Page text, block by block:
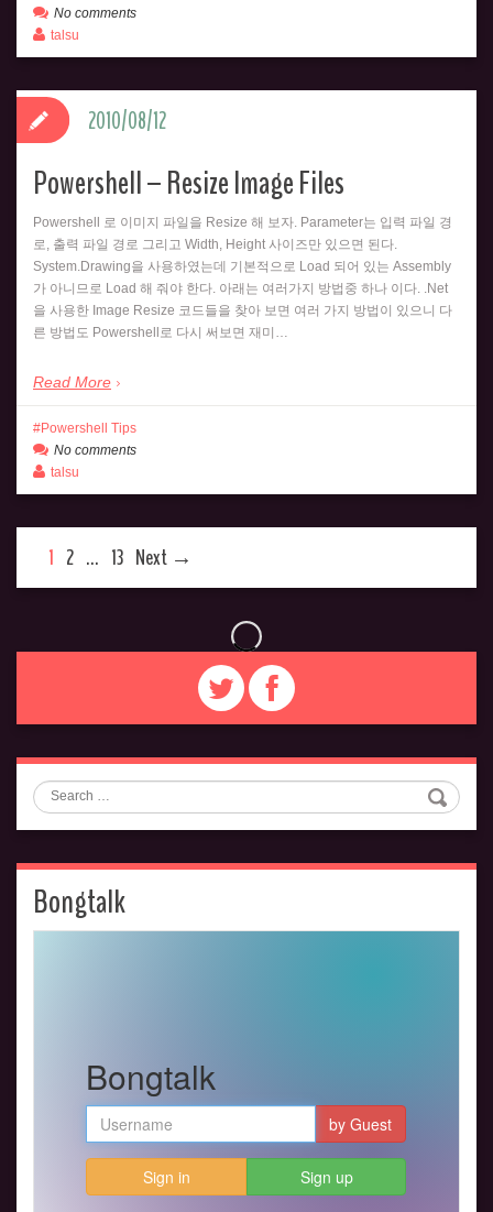
No comments
talsu
Powershell – Resize Image Files
Powershell 로 이미지 파일을 Resize 해 보자. Parameter는 입력 파일 경
로, 출력 파일 경로 그리고 Width, Height 사이즈만 있으면 된다.
System.Drawing을 사용하였는데 기본적으로 Load 되어 있는 Assembly
가 아니므로 Load 해 줘야 한다. 아래는 여러가지 방법중 하나 이다. .Net
을 사용한 Image Resize 코드들을 찾아 보면 여러 가지 방법이 있으니 다
른 방법도 Powershell로 다시 써보면 재미…
Read More
2010/08/12
Powershell Tips
No comments
talsu
1 2 … 13 Next →
Search
Bongtalk